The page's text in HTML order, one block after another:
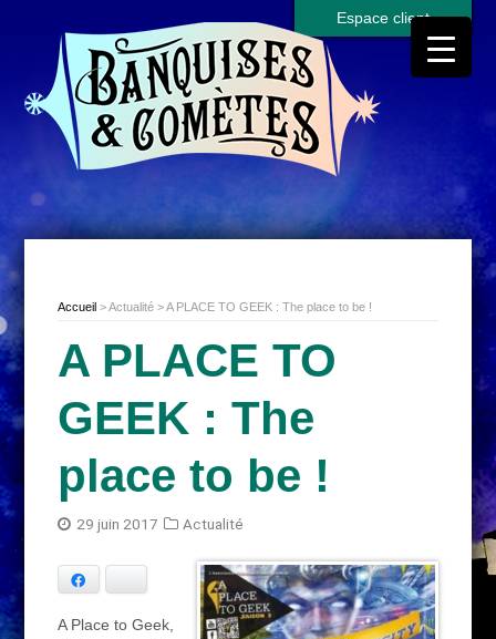
Espace client
Accueil > Actualité > A PLACE TO GEEK : The place to be !
A PLACE TO
GEEK : The
place to be !
29 juin 2017 Actualité
A Place to Geek,